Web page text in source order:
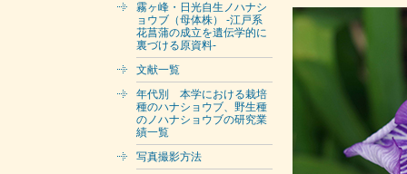
霧ヶ峰・日光自生ノハナシ
ョウブ（母体株） -江戸系
花菖蒲の成立を遺伝学的に
裏づける原資料-
文献一覧
年代別 本学における栽培
種のハナショウブ、野生種
のノハナショウブの研究業
績一覧
写真撮影方法